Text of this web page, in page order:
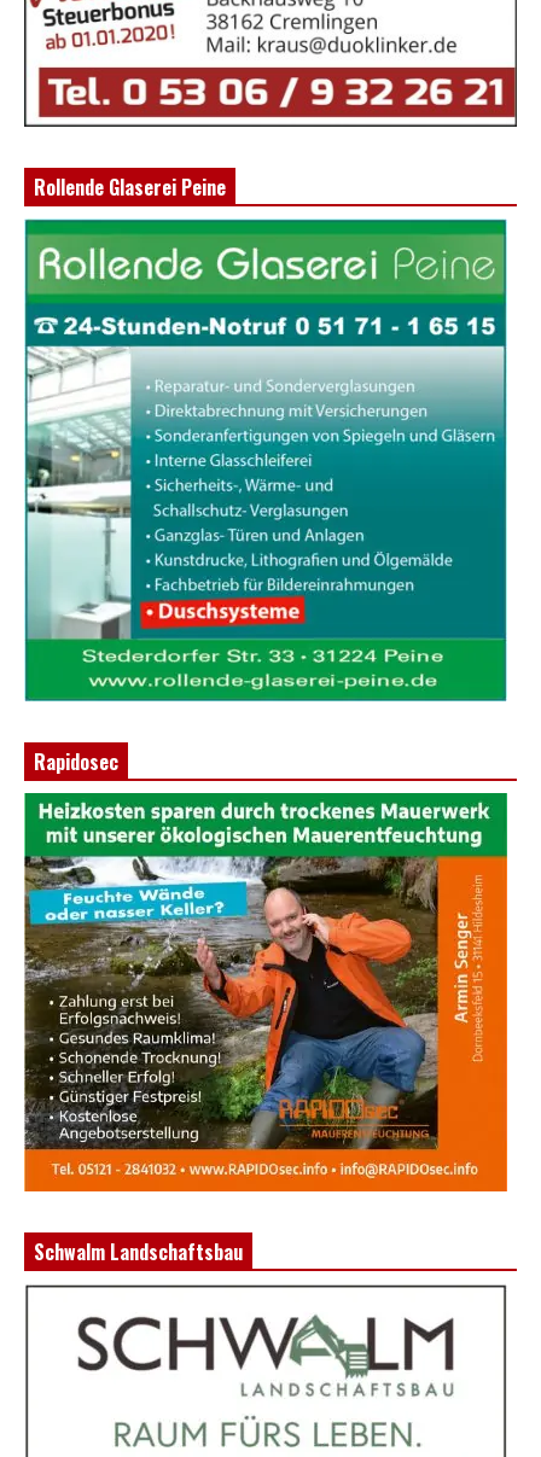
Rollende Glaserei Peine
Rapidosec
Schwalm Landschaftsbau